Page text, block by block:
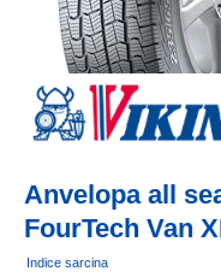
Anvelopa all
FourTech Van
Indice sarcina